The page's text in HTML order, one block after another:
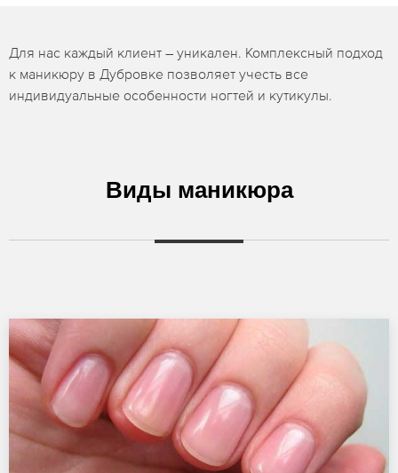
Для нас каждый клиент – уникален. Комплексный подход
к маникюру в Дубровке позволяет учесть все
индивидуальные особенности ногтей и кутикулы.
Виды маникюра